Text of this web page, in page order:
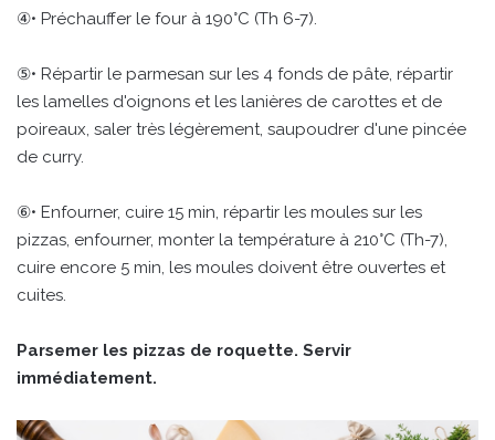
④• Préchauffer le four à 190°C (Th 6-7).
⑤• Répartir le parmesan sur les 4 fonds de pâte, répartir
les lamelles d'oignons et les lanières de carottes et de
poireaux, saler très légèrement, saupoudrer d'une pincée
de curry.
⑥• Enfourner, cuire 15 min, répartir les moules sur les
pizzas, enfourner, monter la température à 210°C (Th-7),
cuire encore 5 min, les moules doivent être ouvertes et
cuites.
Parsemer les pizzas de roquette. Servir
immédiatement.